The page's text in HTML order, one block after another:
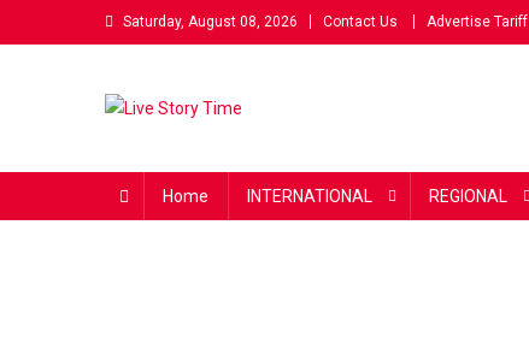
to
Saturday, August 08, 2026 Contact Us Advertise Tariff
Home INTERNATIONAL REGIONAL